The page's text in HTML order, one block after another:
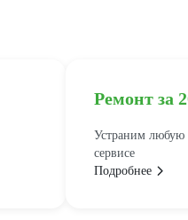
Ремонт за
Устраним любую
сервисе
Подробнее